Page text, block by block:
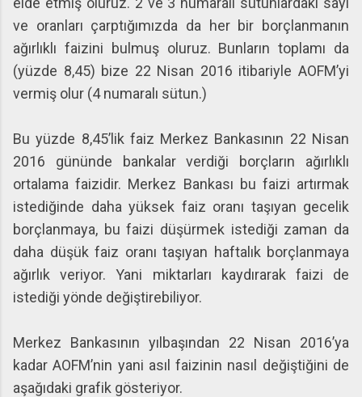
ve oranları çarptığımızda da her bir borçlanmanın
ağırlıklı faizini bulmuş oluruz. Bunların toplamı da
(yüzde 8,45) bize 22 Nisan 2016 itibariyle AOFM’yi
vermiş olur (4 numaralı sütun.)
Bu yüzde 8,45’lik faiz Merkez Bankasının 22 Nisan
2016 gününde bankalar verdiği borçların ağırlıklı
ortalama faizidir. Merkez Bankası bu faizi artırmak
istediğinde daha yüksek faiz oranı taşıyan gecelik
borçlanmaya, bu faizi düşürmek istediği zaman da
daha düşük faiz oranı taşıyan haftalık borçlanmaya
ağırlık veriyor. Yani miktarları kaydırarak faizi de
istediği yönde değiştirebiliyor.
Merkez Bankasının yılbaşından 22 Nisan 2016’ya
kadar AOFM’nin yani asıl faizinin nasıl değiştiğini de
aşağıdaki grafik gösteriyor.